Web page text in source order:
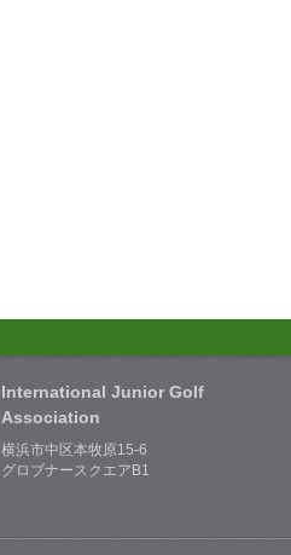
International Junior Golf
Association
横浜市中区本牧原15-6
グロブナースクエアB1